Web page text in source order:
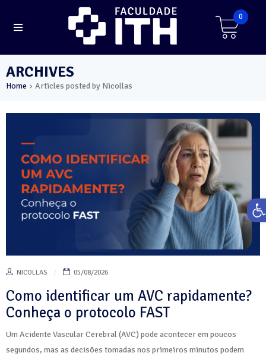
0
ARCHIVES
Home › Articles posted by Nicollas
NICOLLAS 05/08/2026
Como identificar um AVC rapidamente?
Conheça o protocolo FAST
Um Acidente Vascular Cerebral (AVC) pode acontecer em poucos
segundos, mas as decisões tomadas nos primeiros minutos podem